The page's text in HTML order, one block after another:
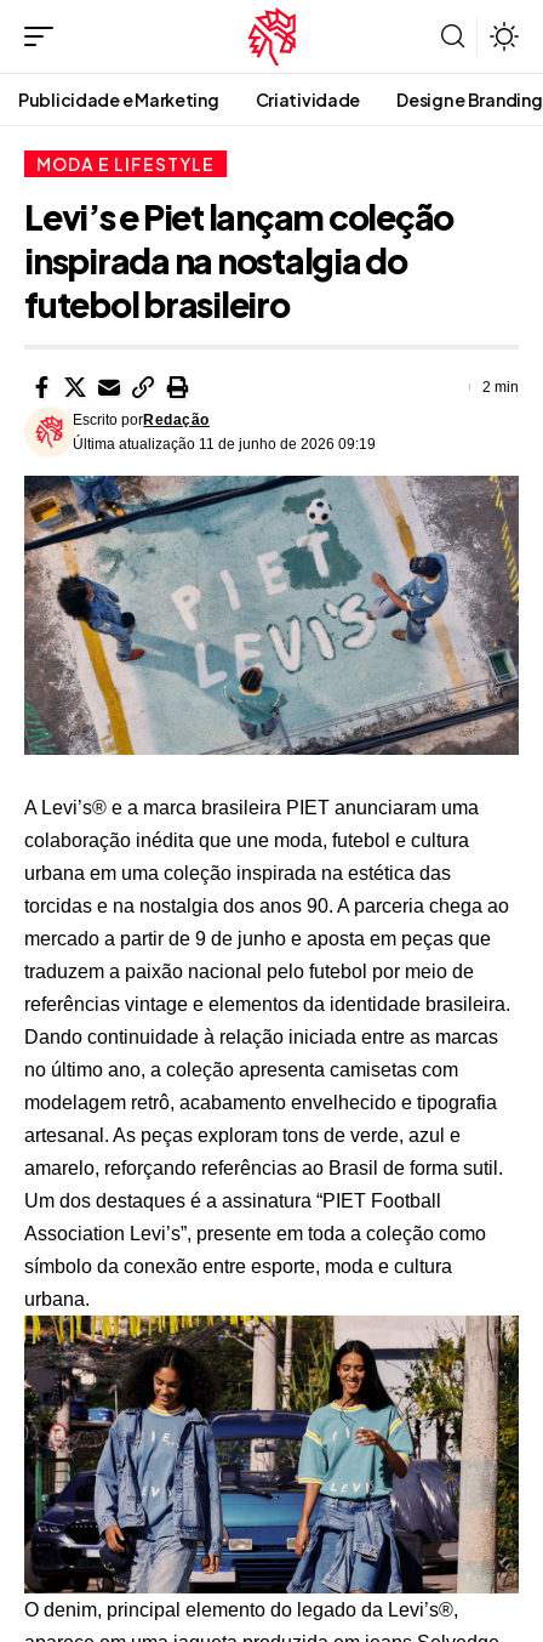
Publicidade e Marketing Criatividade Design e Branding
MODA E LIFESTYLE
Levi’s e Piet lançam coleção
inspirada na nostalgia do
futebol brasileiro
Última atualização 11 de junho de 2026 09:19
Escrito porRedação
2 min
A Levi’s® e a marca brasileira PIET anunciaram uma
colaboração inédita que une moda, futebol e cultura
urbana em uma coleção inspirada na estética das
torcidas e na nostalgia dos anos 90. A parceria chega ao
mercado a partir de 9 de junho e aposta em peças que
traduzem a paixão nacional pelo futebol por meio de
referências vintage e elementos da identidade brasileira.
Dando continuidade à relação iniciada entre as marcas
no último ano, a coleção apresenta camisetas com
modelagem retrô, acabamento envelhecido e tipografia
artesanal. As peças exploram tons de verde, azul e
amarelo, reforçando referências ao Brasil de forma sutil.
Um dos destaques é a assinatura “PIET Football
Association Levi’s”, presente em toda a coleção como
símbolo da conexão entre esporte, moda e cultura
urbana.
O denim, principal elemento do legado da Levi’s®,